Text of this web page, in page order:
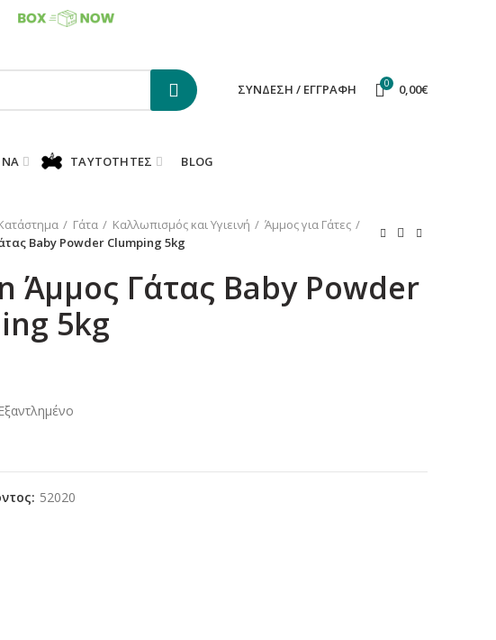
ΣΎΝΔΕΣΗ / ΕΓΓΡΑΦΉ 0 0,00€
ΤΑΥΤΌΤΗΤΕΣ BLOG
Γάτα Καλλωπισμός και Υγιεινή
Άμμος για Γάτες
Baby Powder Clumping 5kg
Άμμος Γάτας Baby Powder
5kg
52020